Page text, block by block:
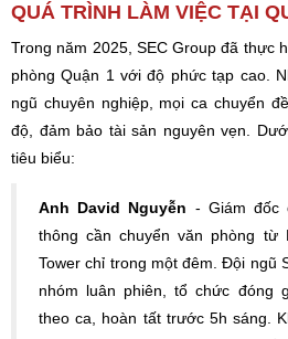
QUÁ TRÌNH LÀM VIỆC TẠI
Trong năm 2025, SEC Group đã thực
phòng Quận 1 với độ phức tạp cao.
ngũ chuyên nghiệp, mọi ca chuyển
độ, đảm bảo tài sản nguyên vẹn.
tiêu biểu:
Anh David Nguyễn - Giám đốc
thông cần chuyển văn phòng từ
Tower chỉ trong một đêm. Đội ngũ
nhóm luân phiên, tổ chức đóng
theo ca, hoàn tất trước 5h sáng.